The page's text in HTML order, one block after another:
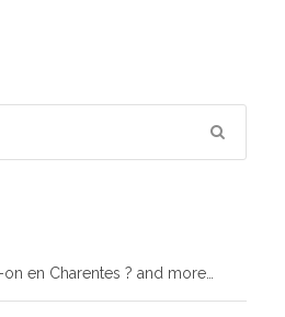
on en Charentes ? and more…